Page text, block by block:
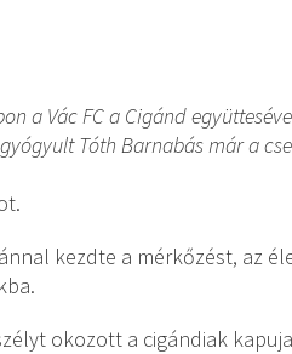
a Vác FC a Cigánd
Tóth Barnabás már a
kezdte a mérkőzést, az
okozott a cigándiak